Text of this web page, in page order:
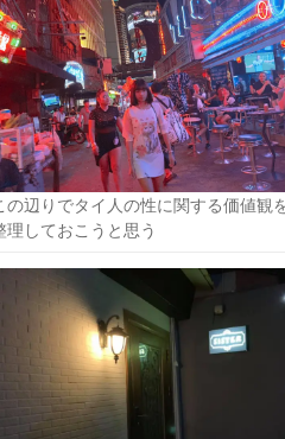
の辺りでタイ人の性に関する価値観
理しておこうと思う